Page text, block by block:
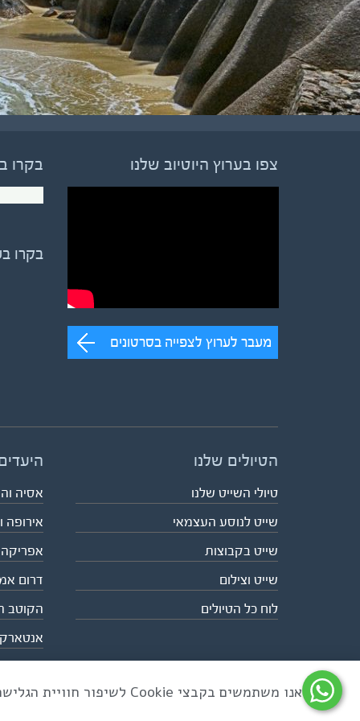
צפו בערוץ היוטיוב שלנו
מעבר לערוץ לצפייה בסרטונים
בקרו
בקרו
הטיולים שלנו
טיולי השייט שלנו
שייט לנוסע העצמאי
שייט בקבוצות
שייט וצילום
לוח כל הטיולים
אסיה
אירופה
אפריקה
דרום
הקוטב
כל הזכויות שמורות לאקו טיולי שטח | טלפון 03-6879090 | פקס 03-6879099 |
אנו משתמשים בקבצי Cookie לשיפור חוויית הגלישה ולניתוח שימוש באתר